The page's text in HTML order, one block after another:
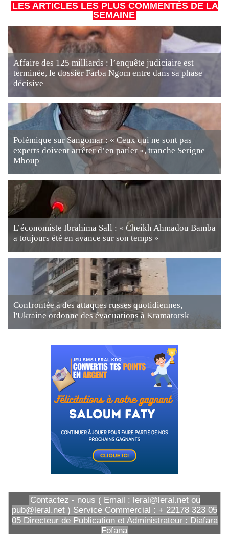
LES ARTICLES LES PLUS COMMENTÉS DE LA
SEMAINE
Affaire des 125 milliards : l’enquête judiciaire est
terminée, le dossier Farba Ngom entre dans sa phase
décisive
Polémique sur Sangomar : « Ceux qui ne sont pas
experts doivent arrêter d’en parler », tranche Serigne
Mboup
L’économiste Ibrahima Sall : « Cheikh Ahmadou Bamba
a toujours été en avance sur son temps »
Confrontée à des attaques russes quotidiennes,
l'Ukraine ordonne des évacuations à Kramatorsk
Contactez - nous ( Email : leral@leral.net ou
pub@leral.net ) Service Commercial : + 22178 323 05
05 Directeur de Publication et Administrateur : Diafara
Fofana